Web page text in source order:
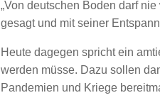
„Von deutschen Boden darf
gesagt und mit seiner
Heute dagegen spricht ein
werden müsse. Dazu sollen
Pandemien und Kriege